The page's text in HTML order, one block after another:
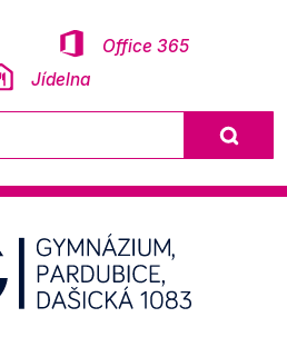
Office 365
Jídelna